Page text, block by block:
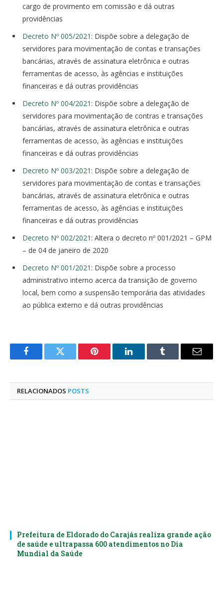
cargo de provimento em comissão e dá outras
providências
Decreto Nº 005/2021 : Dispõe sobre a delegação de
servidores para movimentação de contas e transações
bancárias, através de assinatura eletrônica e outras
ferramentas de acesso, às agências e instituições
financeiras e dá outras providências
Decreto Nº 004/2021 : Dispõe sobre a delegação de
servidores para movimentação de contras e transações
bancárias, através de assinatura eletrônica e outras
ferramentas de acesso, às agências e instituições
financeiras e dá outras providências
Decreto Nº 003/2021 : Dispõe sobre a delegação de
servidores para movimentação de contas e transações
bancárias, através de assinatura eletrônica e outras
ferramentas de acesso, às agências e instituições
financeiras e dá outras providências
Decreto Nº 002/2021 : Altera o decreto nº 001/2021 – GPM
– de 04 de janeiro de 2020
Decreto Nº 001/2021 : Dispõe sobre a processo
administrativo interno acerca da transição de governo
local, bem como a suspensão temporária das atividades
ao pública externo e dá outras providências
FacebookTwitter Pinterest LinkedInTumblr
E-
RELACIONADOS POSTS
Prefeitura de Eldorado do Carajás realiza grande ação
de saúde e ultrapassa 600 atendimentos no Dia
Mundial da Saúde